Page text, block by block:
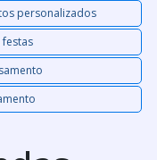
personalizados